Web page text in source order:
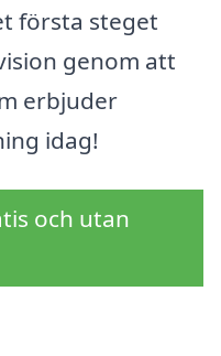
första steget
genom att
erbjuder
idag!
och utan